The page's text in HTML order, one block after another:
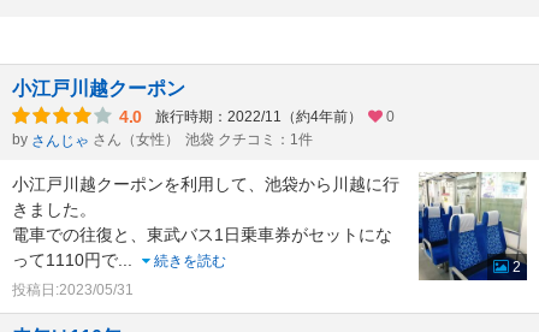
小江戸川越クーポン
4.0 旅行時期：2022/11（約4年前）
0
by さんじゃ さん（女性） 池袋 クチコミ：1件
小江戸川越クーポンを利用して、池袋から川越に行
きました。
電車での往復と、東武バス1日乗車券がセットにな
って1110円で
続きを読む
投稿日:2023/05/31
2